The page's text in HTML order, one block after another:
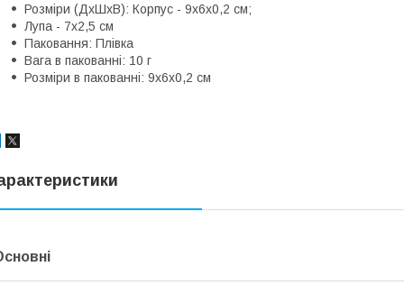
Розміри (ДхШхВ): Корпус - 9х6х0,2 см;
Лупа - 7х2,5 см
Паковання: Плівка
Вага в пакованні: 10 г
Розміри в пакованні: 9x6x0,2 см